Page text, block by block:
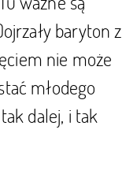
baryton z
nie może
młodego
dalej, i tak